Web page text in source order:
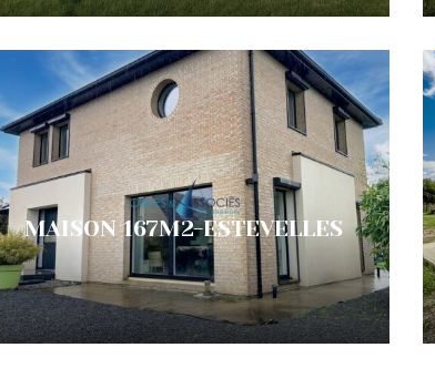
MAISON 167M2-ESTEVELLES
VOIR